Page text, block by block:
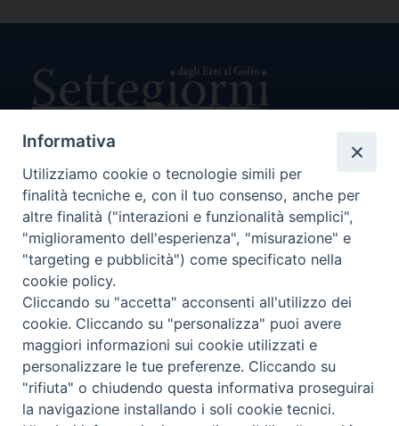
Direttore Responsabile Giuseppe Rabita
Direttore Amministrativo Salvatore Bruno
Editore e Proprietà Opera di Religione della Diocesi di Piazza
Armerina,
Via Cammarata, 21 – Piazza Armerina
P. I. 01121870867
Autorizzazione Tribunale di Enna n. 113 del 24/2/2007
SEGUICI SU:
CHI SIAMO PRIVACY POLICY
Informativa
Utilizziamo cookie o tecnologie simili per
finalità tecniche e, con il tuo consenso, anche per
altre finalità ("interazioni e funzionalità semplici",
"miglioramento dell'esperienza", "misurazione" e
"targeting e pubblicità") come specificato nella
cookie policy.
Cliccando su "accetta" acconsenti all'utilizzo dei
cookie. Cliccando su "personalizza" puoi avere
maggiori informazioni sui cookie utilizzati e
personalizzare le tue preferenze. Cliccando su
"rifiuta" o chiudendo questa informativa proseguirai
la navigazione installando i soli cookie tecnici.